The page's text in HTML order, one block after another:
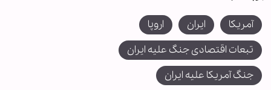
آمریکا ایران
اروپا
تبعات اقتصادی جنگ علیه ایران
جنگ آمریکا علیه ایران